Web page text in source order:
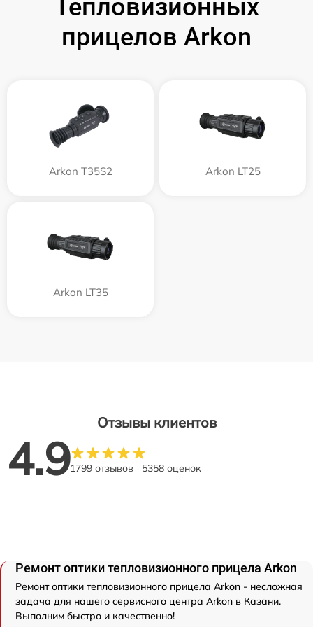
Тепловизионных
прицелов Arkon
Arkon T35S2 Arkon LT25
Arkon LT35
Отзывы клиентов
4.91799 отзывов 5358 оценок
Ремонт оптики тепловизионного прицела Arkon
Ремонт оптики тепловизионного прицела Arkon - несложная
задача для нашего сервисного центра Arkon в Казани.
Выполним быстро и качественно!